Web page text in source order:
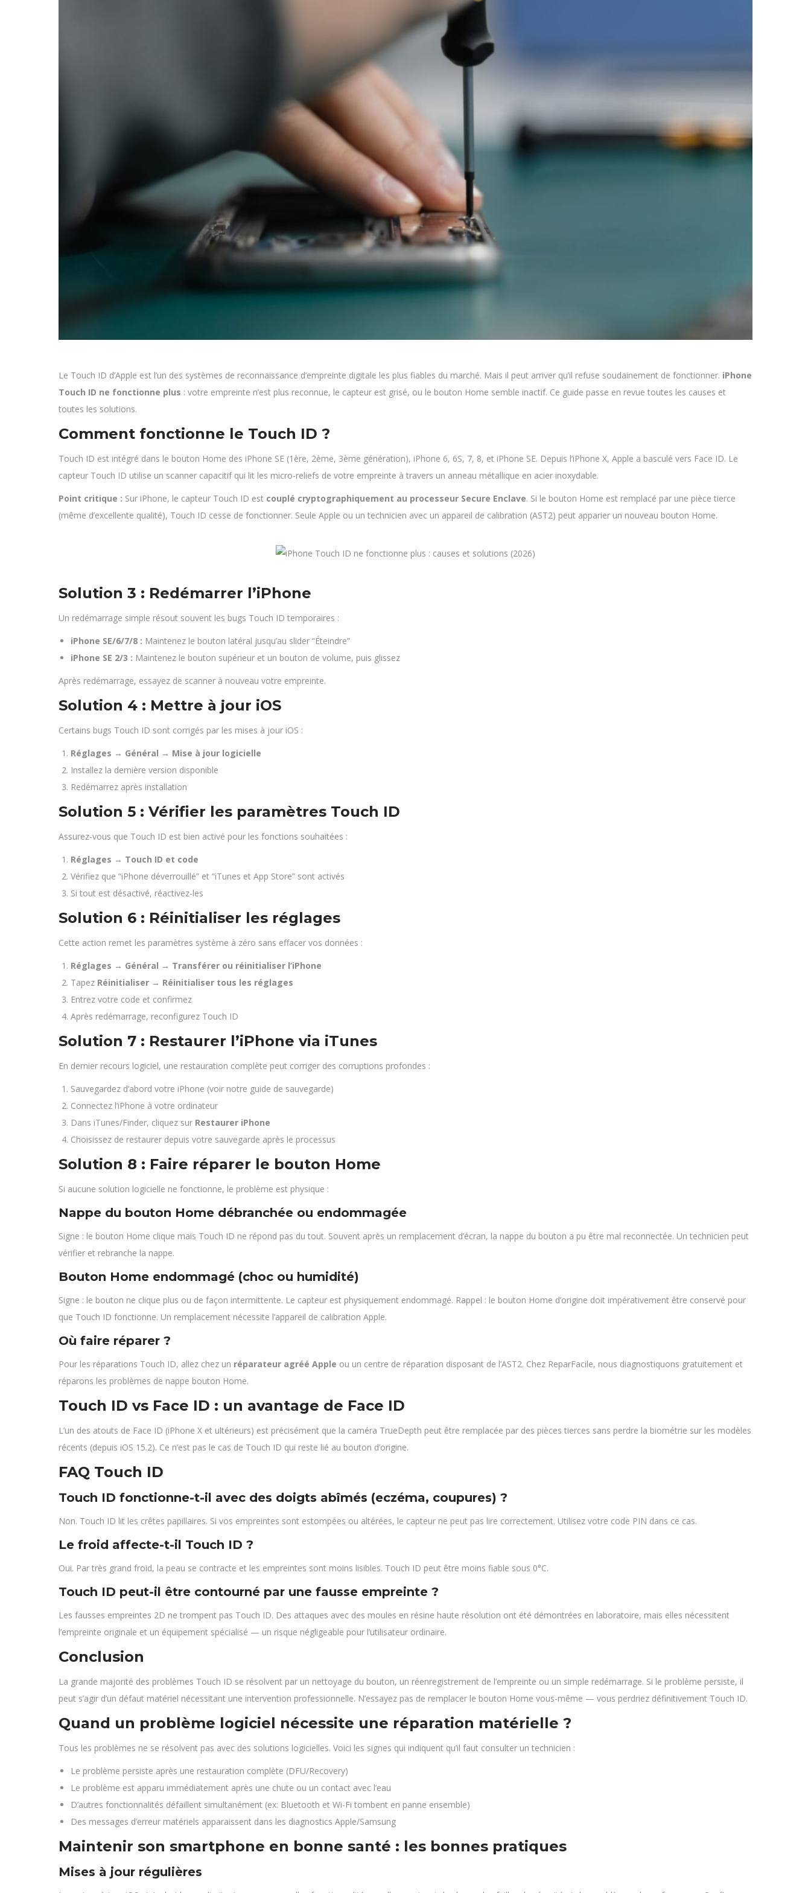
Le Touch ID d’Apple est l’un des systèmes de reconnaissance d’empreinte digitale les plus fiables du marché. Mais il peut arriver qu’il refuse soudainement de fonctionner. iPhone
Touch ID ne fonctionne plus : votre empreinte n’est plus reconnue, le capteur est grisé, ou le bouton Home semble inactif. Ce guide passe en revue toutes les causes et
toutes les solutions.
Comment fonctionne le Touch ID ?
Touch ID est intégré dans le bouton Home des iPhone SE (1ère, 2ème, 3ème génération), iPhone 6, 6S, 7, 8, et iPhone SE. Depuis l’iPhone X, Apple a basculé vers Face ID. Le
capteur Touch ID utilise un scanner capacitif qui lit les micro-reliefs de votre empreinte à travers un anneau métallique en acier inoxydable.
Point critique : Sur iPhone, le capteur Touch ID est couplé cryptographiquement au processeur Secure Enclave. Si le bouton Home est remplacé par une pièce tierce
(même d’excellente qualité), Touch ID cesse de fonctionner. Seule Apple ou un technicien avec un appareil de calibration (AST2) peut apparier un nouveau bouton Home.
Solution 3 : Redémarrer l’iPhone
Un redémarrage simple résout souvent les bugs Touch ID temporaires :
iPhone SE/6/7/8 : Maintenez le bouton latéral jusqu’au slider “Éteindre”
iPhone SE 2/3 : Maintenez le bouton supérieur et un bouton de volume, puis glissez
Après redémarrage, essayez de scanner à nouveau votre empreinte.
Solution 4 : Mettre à jour iOS
Certains bugs Touch ID sont corrigés par les mises à jour iOS :
Réglages → Général → Mise à jour logicielle
Installez la dernière version disponible
Redémarrez après installation
Solution 5 : Vérifier les paramètres Touch ID
Assurez-vous que Touch ID est bien activé pour les fonctions souhaitées :
Réglages → Touch ID et code
Vérifiez que “iPhone déverrouillé” et “iTunes et App Store” sont activés
Si tout est désactivé, réactivez-les
Solution 6 : Réinitialiser les réglages
Cette action remet les paramètres système à zéro sans effacer vos données :
Réglages → Général → Transférer ou réinitialiser l’iPhone
Tapez Réinitialiser → Réinitialiser tous les réglages
Entrez votre code et confirmez
Après redémarrage, reconfigurez Touch ID
Solution 7 : Restaurer l’iPhone via iTunes
En dernier recours logiciel, une restauration complète peut corriger des corruptions profondes :
Sauvegardez d’abord votre iPhone (voir notre guide de sauvegarde)
Connectez l’iPhone à votre ordinateur
Dans iTunes/Finder, cliquez sur Restaurer iPhone
Choisissez de restaurer depuis votre sauvegarde après le processus
Solution 8 : Faire réparer le bouton Home
Si aucune solution logicielle ne fonctionne, le problème est physique :
Nappe du bouton Home débranchée ou endommagée
Signe : le bouton Home clique mais Touch ID ne répond pas du tout. Souvent après un remplacement d’écran, la nappe du bouton a pu être mal reconnectée. Un technicien peut
vérifier et rebranche la nappe.
Bouton Home endommagé (choc ou humidité)
Signe : le bouton ne clique plus ou de façon intermittente. Le capteur est physiquement endommagé. Rappel : le bouton Home d’origine doit impérativement être conservé pour
que Touch ID fonctionne. Un remplacement nécessite l’appareil de calibration Apple.
Où faire réparer ?
Pour les réparations Touch ID, allez chez un réparateur agréé Apple ou un centre de réparation disposant de l’AST2. Chez ReparFacile, nous diagnostiquons gratuitement et
réparons les problèmes de nappe bouton Home.
Touch ID vs Face ID : un avantage de Face ID
L’un des atouts de Face ID (iPhone X et ultérieurs) est précisément que la caméra TrueDepth peut être remplacée par des pièces tierces sans perdre la biométrie sur les modèles
récents (depuis iOS 15.2). Ce n’est pas le cas de Touch ID qui reste lié au bouton d’origine.
FAQ Touch ID
Touch ID fonctionne-t-il avec des doigts abîmés (eczéma, coupures) ?
Non. Touch ID lit les crêtes papillaires. Si vos empreintes sont estompées ou altérées, le capteur ne peut pas lire correctement. Utilisez votre code PIN dans ce cas.
Le froid affecte-t-il Touch ID ?
Oui. Par très grand froid, la peau se contracte et les empreintes sont moins lisibles. Touch ID peut être moins fiable sous 0°C.
Touch ID peut-il être contourné par une fausse empreinte ?
Les fausses empreintes 2D ne trompent pas Touch ID. Des attaques avec des moules en résine haute résolution ont été démontrées en laboratoire, mais elles nécessitent
l’empreinte originale et un équipement spécialisé — un risque négligeable pour l’utilisateur ordinaire.
Conclusion
La grande majorité des problèmes Touch ID se résolvent par un nettoyage du bouton, un réenregistrement de l’empreinte ou un simple redémarrage. Si le problème persiste, il
peut s’agir d’un défaut matériel nécessitant une intervention professionnelle. N’essayez pas de remplacer le bouton Home vous-même — vous perdriez définitivement Touch ID.
Quand un problème logiciel nécessite une réparation matérielle ?
Tous les problèmes ne se résolvent pas avec des solutions logicielles. Voici les signes qui indiquent qu’il faut consulter un technicien :
Le problème persiste après une restauration complète (DFU/Recovery)
Le problème est apparu immédiatement après une chute ou un contact avec l’eau
D’autres fonctionnalités défaillent simultanément (ex: Bluetooth et Wi-Fi tombent en panne ensemble)
Des messages d’erreur matériels apparaissent dans les diagnostics Apple/Samsung
Maintenir son smartphone en bonne santé : les bonnes pratiques
Mises à jour régulières